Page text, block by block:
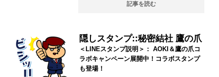
記事を読む
隠しスタンプ::秘密結社 鷹の爪
＜LINEスタンプ説明＞： AOKI＆鷹の爪コ
ラボキャンペーン展開中！コラボスタンプ
も登場！